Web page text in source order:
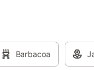
y
Barbacoa